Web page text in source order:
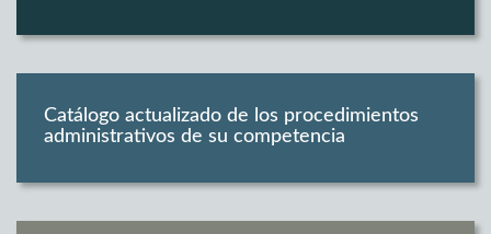
Catálogo actualizado de los procedimientos
administrativos de su competencia